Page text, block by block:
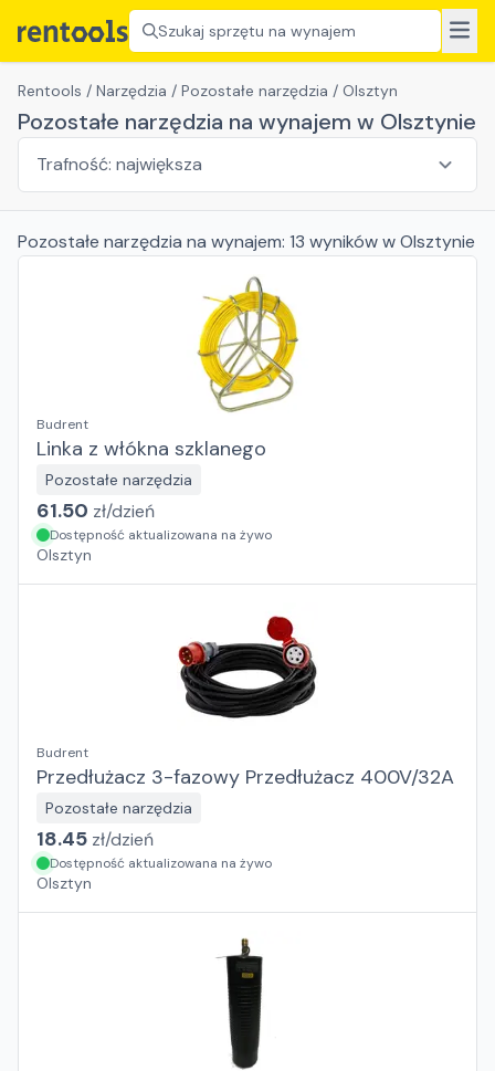
Szukaj sprzętu na wynajem
Rentools / Narzędzia / Pozostałe narzędzia / Olsztyn
Pozostałe narzędzia na wynajem w Olsztynie
Pozostałe narzędzia na wynajem: 13 wynikóww Olsztynie
Budrent
Linka z włókna szklanego
Pozostałe narzędzia
61.50 zł/dzień
Dostępność aktualizowana na żywo
Olsztyn
Budrent
Przedłużacz 3-fazowy Przedłużacz 400V/32A
Pozostałe narzędzia
18.45 zł/dzień
Dostępność aktualizowana na żywo
Olsztyn